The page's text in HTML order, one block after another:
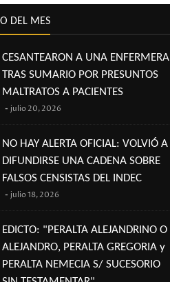
DEL MES
CESANTEARON A UNA ENFERMERA
TRAS SUMARIO POR PRESUNTOS
MALTRATOS A PACIENTES
julio 20, 2026
NO HAY ALERTA OFICIAL: VOLVIÓ A
DIFUNDIRSE UNA CADENA SOBRE
FALSOS CENSISTAS DEL INDEC
julio 18, 2026
EDICTO: "PERALTA ALEJANDRINO O
ALEJANDRO, PERALTA GREGORIA y
PERALTA NEMECIA S/ SUCESORIO